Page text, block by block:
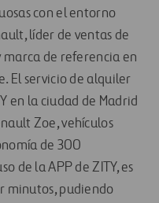
con el entorno
líder de ventas de
marca de referencia en
El servicio de alquiler
en la ciudad de Madrid
Zoe, vehículos
de 300
de la APP de ZITY, es
minutos, pudiendo